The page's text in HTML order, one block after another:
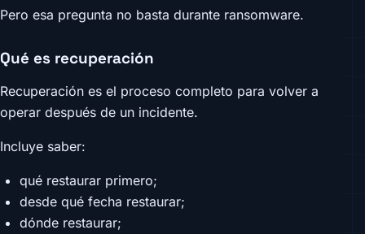
Pero esa pregunta no basta durante ransomware.
Qué es recuperación
Recuperación es el proceso completo para volver a
operar después de un incidente.
Incluye saber:
qué restaurar primero;
desde qué fecha restaurar;
dónde restaurar;